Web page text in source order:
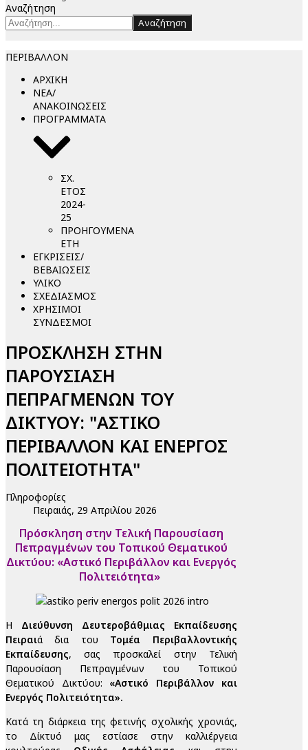
Αναζήτηση
Αναζήτηση
ΠΕΡΙΒΑΛΛΟΝ
ΑΡΧΙΚΗ
ΝΕΑ/
ΑΝΑΚΟΙΝΩΣΕΙΣ
ΠΡΟΓΡΑΜΜΑΤΑ
ΣΧ.
ΕΤΟΣ
2024-
25
ΠΡΟΗΓΟΥΜΕΝΑ
ΕΤΗ
ΕΓΚΡΙΣΕΙΣ/
ΒΕΒΑΙΩΣΕΙΣ
ΥΛΙΚΟ
ΣΧΕΔΙΑΣΜΟΣ
ΧΡΗΣΙΜΟΙ
ΣΥΝΔΕΣΜΟΙ
ΠΡΟΣΚΛΗΣΗ ΣΤΗΝ
ΠΑΡΟΥΣΙΑΣΗ
ΠΕΠΡΑΓΜΕΝΩΝ ΤΟΥ
ΔΙΚΤΥΟΥ: "ΑΣΤΙΚΟ
ΠΕΡΙΒΑΛΛΟΝ ΚΑΙ ΕΝΕΡΓΟΣ
ΠΟΛΙΤΕΙΟΤΗΤΑ"
Πληροφορίες
Πειραιάς, 29 Απριλίου 2026
Πρόσκληση στην Τελική Παρουσίαση
Πεπραγμένων του Τοπικού Θεματικού
Δικτύου: «Αστικό Περιβάλλον και Ενεργός
Πολιτειότητα»
Η Διεύθυνση Δευτεροβάθμιας Εκπαίδευσης
Πειραιά δια του Τομέα Περιβαλλοντικής
Εκπαίδευσης, σας προσκαλεί στην Τελική
Παρουσίαση Πεπραγμένων του Τοπικού
Θεματικού Δικτύου: «Αστικό Περιβάλλον και
Ενεργός Πολιτειότητα».
Κατά τη διάρκεια της φετινής σχολικής χρονιάς,
το Δίκτυό μας εστίασε στην καλλιέργεια